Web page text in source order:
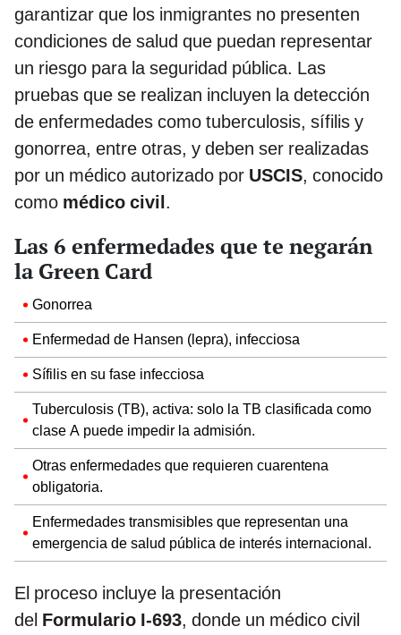
garantizar que los inmigrantes no presenten
condiciones de salud que puedan representar
un riesgo para la seguridad pública. Las
pruebas que se realizan incluyen la detección
de enfermedades como tuberculosis, sífilis y
gonorrea, entre otras, y deben ser realizadas
por un médico autorizado por USCIS, conocido
como médico civil.
Las 6 enfermedades que te negarán
la Green Card
Gonorrea
Enfermedad de Hansen (lepra), infecciosa
Sífilis en su fase infecciosa
Tuberculosis (TB), activa: solo la TB clasificada como
clase A puede impedir la admisión.
Otras enfermedades que requieren cuarentena
obligatoria.
Enfermedades transmisibles que representan una
emergencia de salud pública de interés internacional.
El proceso incluye la presentación
del Formulario I-693, donde un médico civil